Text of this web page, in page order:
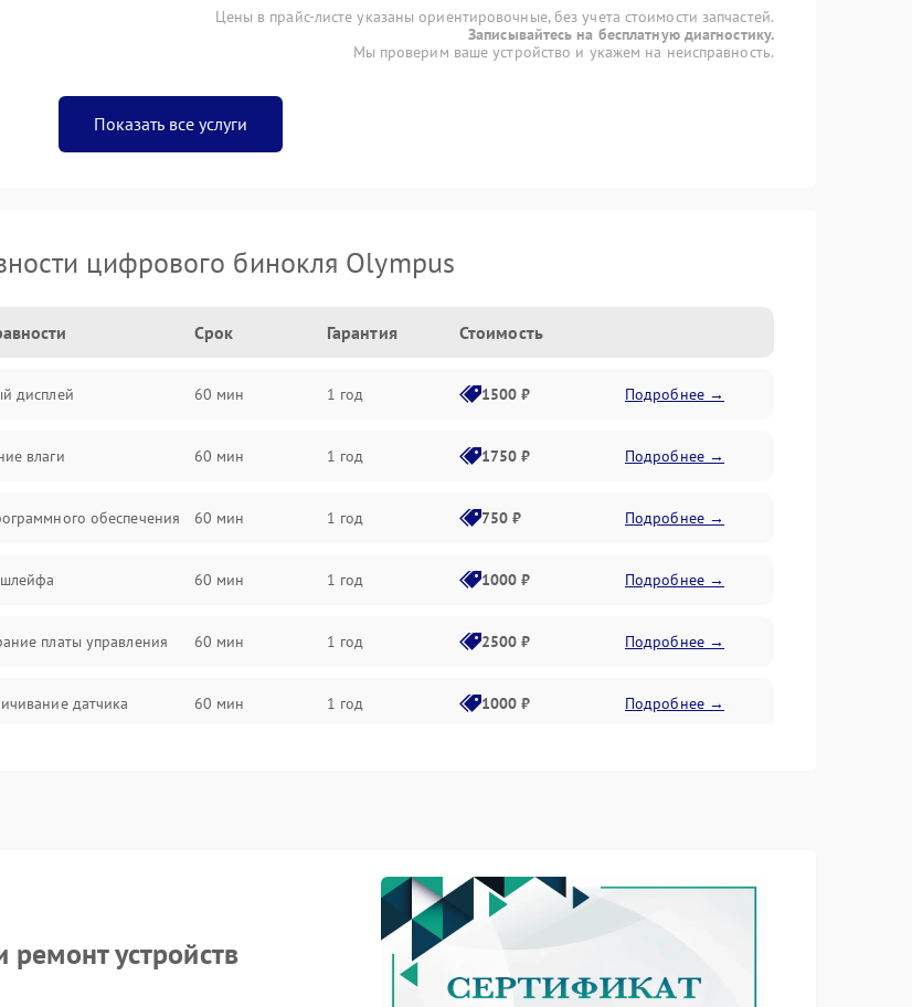
Цены в прайс-листе указаны ориентировочные, без учета стоимости запчастей.
Записывайтесь на бесплатную диагностику.
Мы проверим ваше устройство и укажем на неисправность.
Показать все услуги
цифрового бинокля Olympus
Срок Гарантия Стоимость
дисплей 60 мин 1 год 1500 ₽ Подробнее →
влаги 60 мин 1 год 1750 ₽ Подробнее →
обеспечения 60 мин 1 год 750 ₽ Подробнее →
60 мин 1 год 1000 ₽ Подробнее →
платы управления 60 мин 1 год 2500 ₽ Подробнее →
датчика 60 мин 1 год 1000 ₽ Подробнее →
1000 ₽
1500 ₽ Подробнее →
устройств